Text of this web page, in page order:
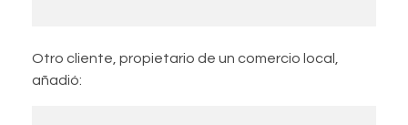
Otro cliente, propietario de un comercio local,
añadió: